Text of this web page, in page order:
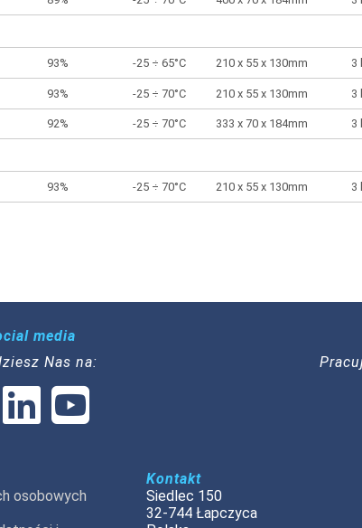
93% -25 ÷ 65°C 210 x 55 x 130mm 3
93% -25 ÷ 70°C 210 x 55 x 130mm 3
92% -25 ÷ 70°C 333 x 70 x 184mm 3
93% -25 ÷ 70°C 210 x 55 x 130mm 3
media
Nas na:
osobowych
Kontakt
Siedlec 150
32-744 Łapczyca